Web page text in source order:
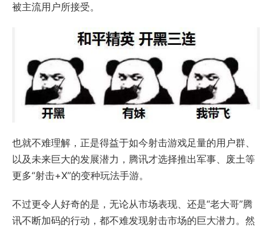
被主流用户所接受。
也就不难理解，正是得益于如今射击游戏足量的用户群、
以及未来巨大的发展潜力，腾讯才选择推出军事、废土等
更多“射击+X”的变种玩法手游。
不过更令人好奇的是，无论从市场表现、还是“老大哥”腾
讯不断加码的行动，都不难发现射击市场的巨大潜力。然